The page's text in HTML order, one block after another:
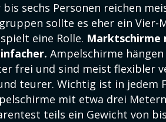
sechs Personen reichen
sollte es eher ein Vier-
eine Rolle.
Ampelschirme
frei und sind meist flexibler
teurer. Wichtig ist in jedem
mit etwa drei
teils ein Gewicht von